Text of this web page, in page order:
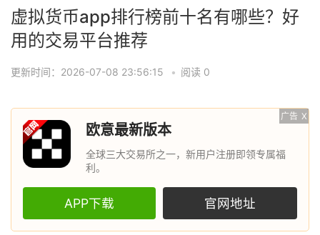
虚拟货币app排行榜前十名有哪些？好
用的交易平台推荐
更新时间：2026-07-08 23:56:15 • 阅读 0
广告 X
欧意最新版本
全球三大交易所之一，新用户注册即领专属福
利。
APP下载 官网地址